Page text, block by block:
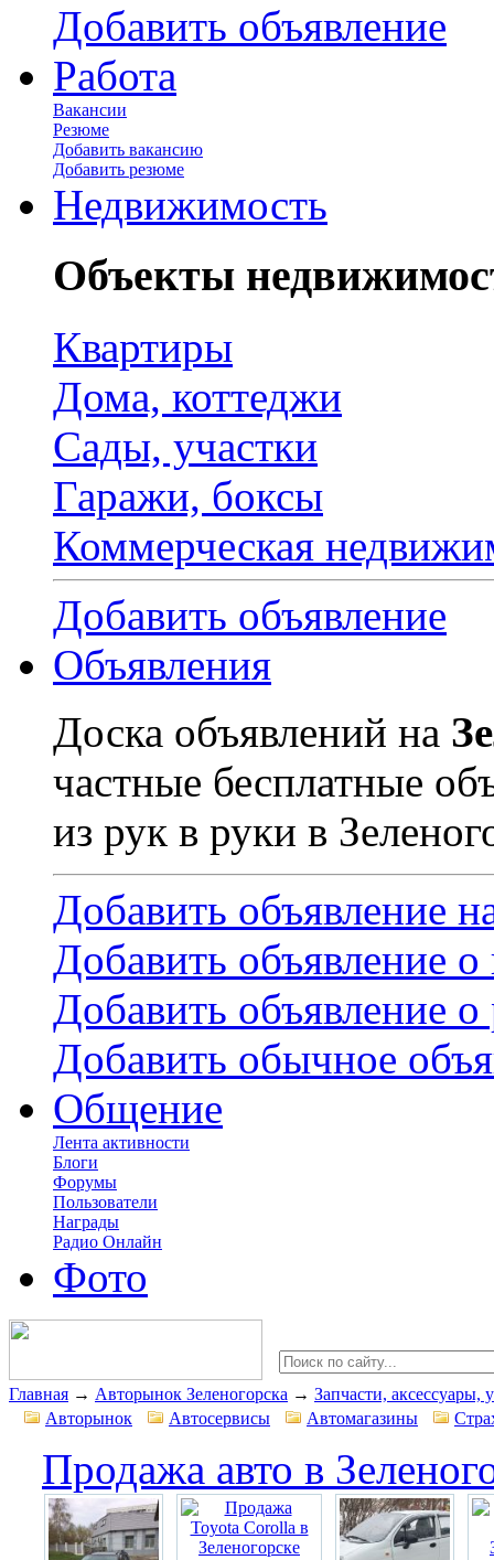
Добавить объявление
Работа
Вакансии
Резюме
Добавить вакансию
Добавить резюме
Недвижимость
Объекты
Квартиры
Дома, коттеджи
Сады, участки
Гаражи, боксы
Коммерческая
Добавить объявление
Объявления
Доска объявлений на
частные бесплатные
из рук в руки в
Добавить объявление
Добавить объявление
Добавить объявление о
Добавить обычное
Общение
Лента активности
Блоги
Форумы
Пользователи
Награды
Радио Онлайн
Фото
Главная → Авторынок Зеленогорска → Запчасти, аксессуары,
Авторынок
Автосервисы Автомагазины
Продажа авто в